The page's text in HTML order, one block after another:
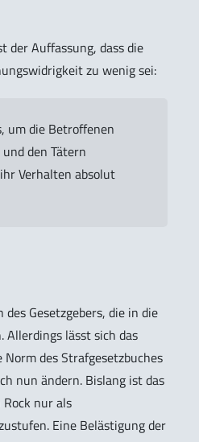
der Auffassung, dass die
zu wenig sei:
um die Betroffenen
den Tätern
Verhalten absolut
Gesetzgebers, die in die
Allerdings lässt sich das
des Strafgesetzbuches
nun ändern. Bislang ist das
nur als
Eine Belästigung der